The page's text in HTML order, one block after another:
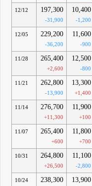
12/12 197,300
-31,900
10,400
-1,200
12/05 229,200
-36,200
11,600
-900
11/28 265,400
+2,600
12,500
-800
11/21 262,800
-13,900
13,300
+1,400
11/14 276,700
+11,300
11,900
+100
11/07 265,400
+600
11,800
+700
10/31 264,800
+26,500
11,100
-2,800
10/24 238,300 13,900